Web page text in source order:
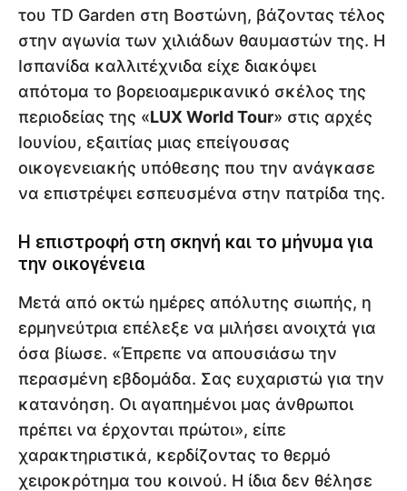
του TD Garden στη Βοστώνη, βάζοντας τέλος
στην αγωνία των χιλιάδων θαυμαστών της. Η
Ισπανίδα καλλιτέχνιδα είχε διακόψει
απότομα το βορειοαμερικανικό σκέλος της
περιοδείας της «LUX World Tour» στις αρχές
Ιουνίου, εξαιτίας μιας επείγουσας
οικογενειακής υπόθεσης που την ανάγκασε
να επιστρέψει εσπευσμένα στην πατρίδα της.
Η επιστροφή στη σκηνή και το μήνυμα για
την οικογένεια
Μετά από οκτώ ημέρες απόλυτης σιωπής, η
ερμηνεύτρια επέλεξε να μιλήσει ανοιχτά για
όσα βίωσε. «Έπρεπε να απουσιάσω την
περασμένη εβδομάδα. Σας ευχαριστώ για την
κατανόηση. Οι αγαπημένοι μας άνθρωποι
πρέπει να έρχονται πρώτοι», είπε
χαρακτηριστικά, κερδίζοντας το θερμό
χειροκρότημα του κοινού. Η ίδια δεν θέλησε